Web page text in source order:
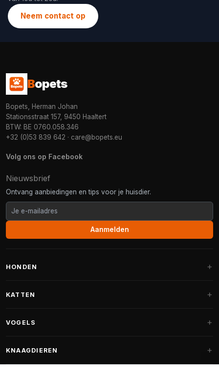
Neem contact op
Bopets
Bopets, Herman Johan
Stationsstraat 157, 9450 Haaltert
BTW: BE 0760.058.346
+32 (0)53 839 642 · care@bopets.eu
Volg ons op Facebook
Nieuwsbrief
Ontvang aanbiedingen en tips voor je huisdier.
Aanmelden
HONDEN
Fantail hondenmanden
KATTEN
Krabpalen voor Maine Coon
VOGELS
Vogelvoer binnenvogels
KNAAGDIEREN